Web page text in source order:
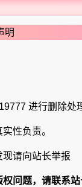
明
进行删除处
性负责。
请向站长举报
问题，请联系